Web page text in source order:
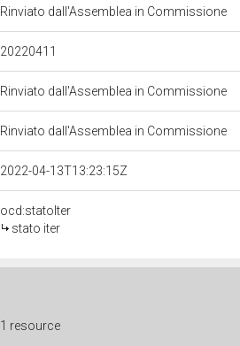
Rinviato dall'Assemblea in Commissione
20220411
Rinviato dall'Assemblea in Commissione
Rinviato dall'Assemblea in Commissione
2022-04-13T13:23:15Z
ocd:statoIter
stato iter
1 resource